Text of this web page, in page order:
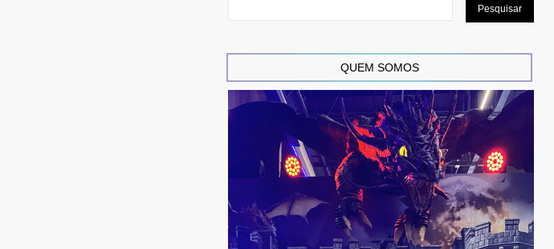
QUEM SOMOS